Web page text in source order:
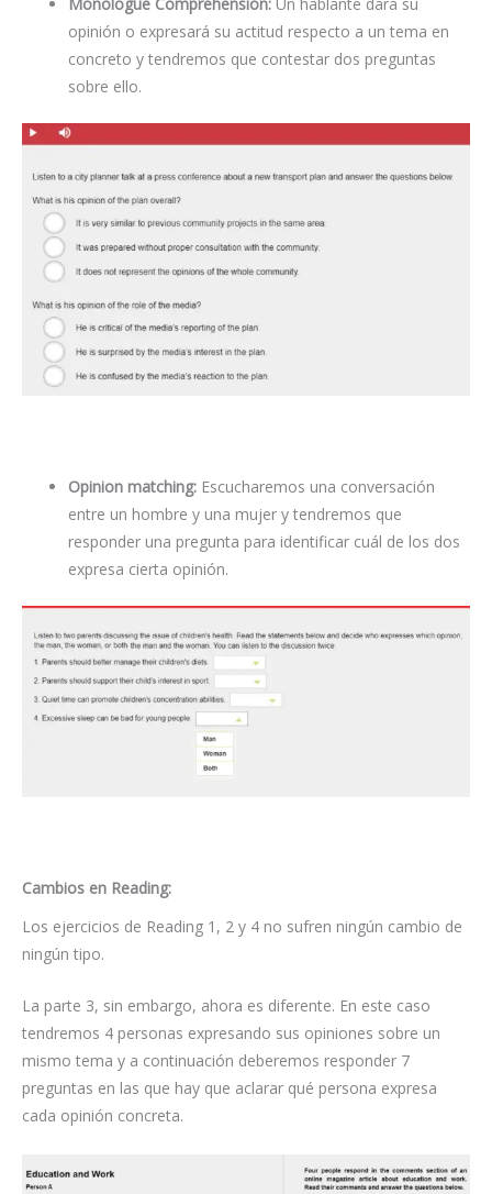
opinión o expresará su actitud respecto a un tema en
concreto y tendremos que contestar dos preguntas
sobre ello.
Opinion matching: Escucharemos una conversación
entre un hombre y una mujer y tendremos que
responder una pregunta para identificar cuál de los dos
expresa cierta opinión.
Cambios en Reading:
Los ejercicios de Reading 1, 2 y 4 no sufren ningún cambio de
ningún tipo.
La parte 3, sin embargo, ahora es diferente. En este caso
tendremos 4 personas expresando sus opiniones sobre un
mismo tema y a continuación deberemos responder 7
preguntas en las que hay que aclarar qué persona expresa
cada opinión concreta.